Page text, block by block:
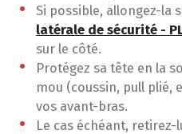
Si possible, allongez-la
latérale de sécurité -
sur le côté.
Protégez sa tête en la
mou (coussin, pull plié,
vos avant-bras.
Le cas échéant, retirez-